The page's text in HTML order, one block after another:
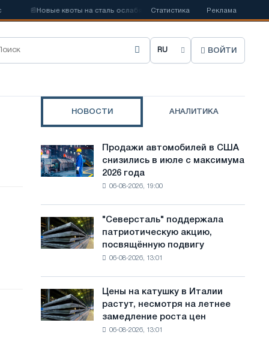
Новые квоты на сталь ослабят конкуренцию в Соединенном
Статистика Реклама
В
б
т
з
ы
к
с
а
й
ВОЙТИ
НОВОСТИ АНАЛИТИКА
Продажи
автомобилей
в
июле
с
года
Продажи автомобилей в США
снизились в июле с максимума
2026 года
06-08-2026, 19:00
"Северсталь"
поддержала
патриотическую
советской
авиации
"Северсталь" поддержала
патриотическую акцию,
посвящённую подвигу
06-08-2026, 13:01
Цены
на
катушку
Цены на катушку в Италии
растут, несмотря на летнее
замедление роста цен
06-08-2026, 13:01